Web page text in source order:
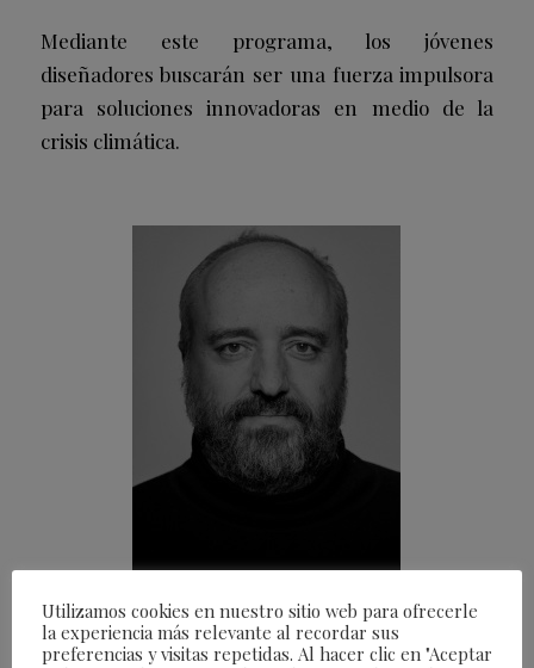
Mediante este programa, los jóvenes
diseñadores buscarán ser una fuerza impulsora
para soluciones innovadoras en medio de la
crisis climática.
Utilizamos cookies en nuestro sitio web para ofrecerle
la experiencia más relevante al recordar sus
preferencias y visitas repetidas. Al hacer clic en "Aceptar